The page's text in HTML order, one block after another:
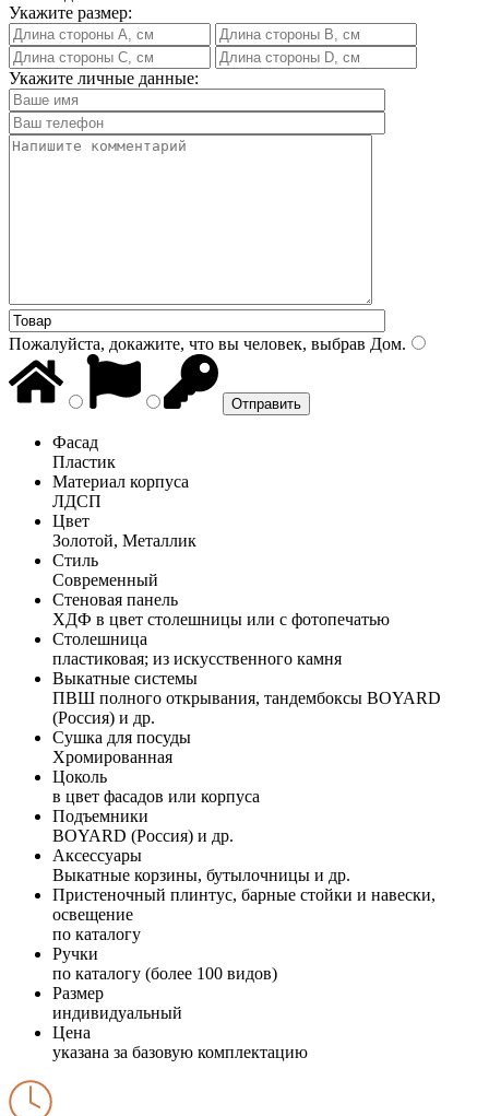
Укажите размер:
Укажите личные данные:
Пожалуйста, докажите, что вы человек, выбрав Дом.
Фасад
Пластик
Материал корпуса
ЛДСП
Цвет
Золотой, Металлик
Стиль
Современный
Стеновая панель
ХДФ в цвет столешницы или с фотопечатью
Столешница
пластиковая; из искусственного камня
Выкатные системы
ПВШ полного открывания, тандембоксы BOYARD
(Россия) и др.
Сушка для посуды
Хромированная
Цоколь
в цвет фасадов или корпуса
Подъемники
BOYARD (Россия) и др.
Аксессуары
Выкатные корзины, бутылочницы и др.
Пристеночный плинтус, барные стойки и навески,
освещение
по каталогу
Ручки
по каталогу (более 100 видов)
Размер
индивидуальный
Цена
указана за базовую комплектацию